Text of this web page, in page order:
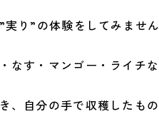
り”の体験をしてみませ
なす・マンゴー・ライチな
、自分の手で収穫したもの